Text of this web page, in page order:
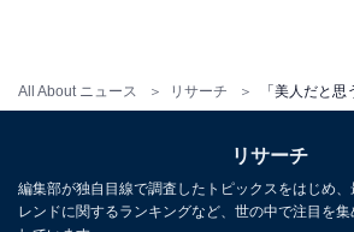
All About ニュース リサーチ
リサーチ
編集部が独自目線で調査したトピックスをはじめ
レンドに関するランキングなど、世の中で注目を